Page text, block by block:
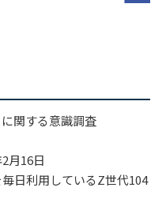
関する意識調査
月16日
日利用しているZ世代104